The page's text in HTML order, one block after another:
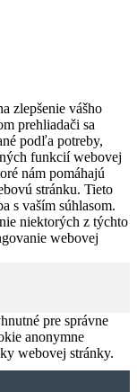
zlepšenie vášho
prehliadači sa
podľa potreby,
funkcií webovej
nám pomáhajú
stránku. Tieto
s vaším súhlasom.
niektorých z týchto
webovej
pre správne
anonymne
webovej stránky.